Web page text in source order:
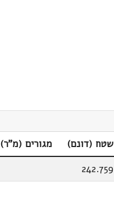
שטח (דונם) מגורים (מ"ר)
242.759